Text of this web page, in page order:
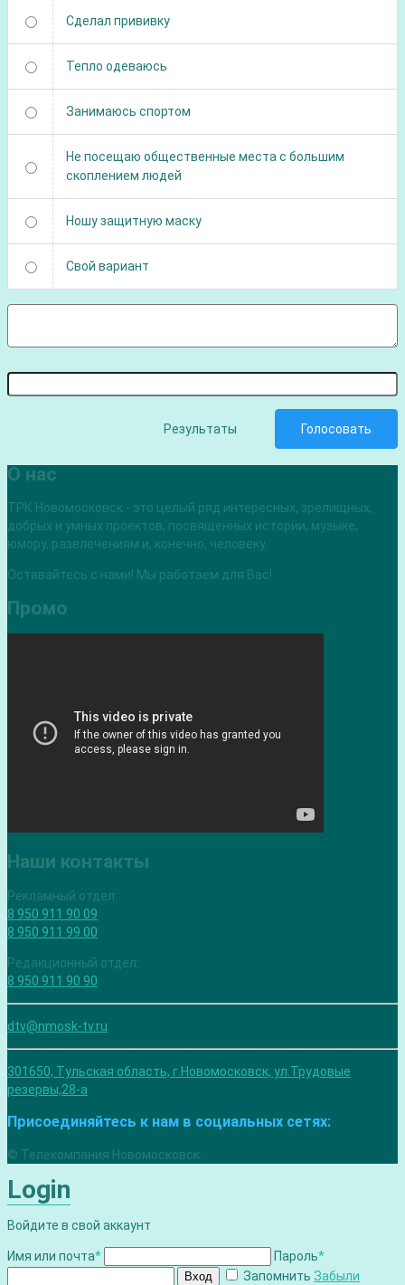
Сделал прививку
Тепло одеваюсь
Занимаюсь спортом
Не посещаю общественные места с большим
скоплением людей
Ношу защитную маску
Свой вариант
Результаты Голосовать
О нас
ТРК Новомосковск - это целый ряд интересных, зрелищных,
добрых и умных проектов, посвященных истории, музыке,
юмору, развлечениям и, конечно, человеку.
Оставайтесь с нами! Мы работаем для Вас!
Промо
Наши контакты
Рекламный отдел:
8 950 911 90 09
8 950 911 99 00
Редакционный отдел:
8 950 911 90 90
dtv@nmosk-tv.ru
301650, Тульская область, г.Новомосковск, ул.Трудовые
резервы,28-а
Присоединяйтесь к нам в социальных сетях:
© Телекомпания Новомосковск.
Login
Войдите в свой аккаунт
Имя или почта* Пароль*
Вход Запомнить Забыли